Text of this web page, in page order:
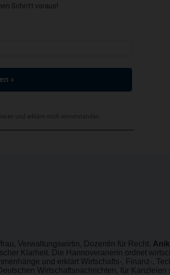
Schritt voraus!
»
und erkläre mich einverstanden.
Verwaltungswirtin, Dozentin für Recht.
Klarheit. Die Hannoveranerin ordnet
und erklärt Wirtschafts-, Finanz-,
Wirtschaftsnachrichten, für Kanzleien